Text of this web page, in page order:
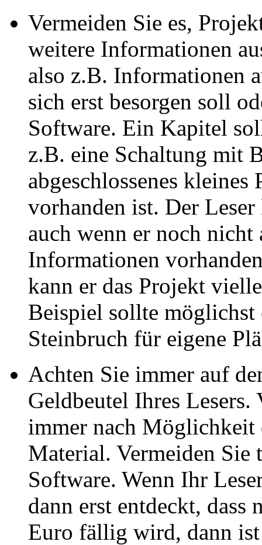
Vermeiden Sie es,
weitere Informationen
also z.B. Informationen
sich erst besorgen soll
Software. Ein Kapitel
z.B. eine Schaltung mit
abgeschlossenes
vorhanden ist. Der
auch wenn er noch nicht
Informationen
kann er das Projekt
Beispiel sollte möglichst
Steinbruch für eigene
Achten Sie immer auf
Geldbeutel Ihres
immer nach Möglichkeit
Material. Vermeiden Sie
Software. Wenn Ihr
dann erst entdeckt,
Euro fällig wird, dann